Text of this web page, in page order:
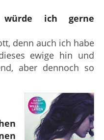
würde ich gerne
denn auch ich habe
ewige hin und
aber dennoch so